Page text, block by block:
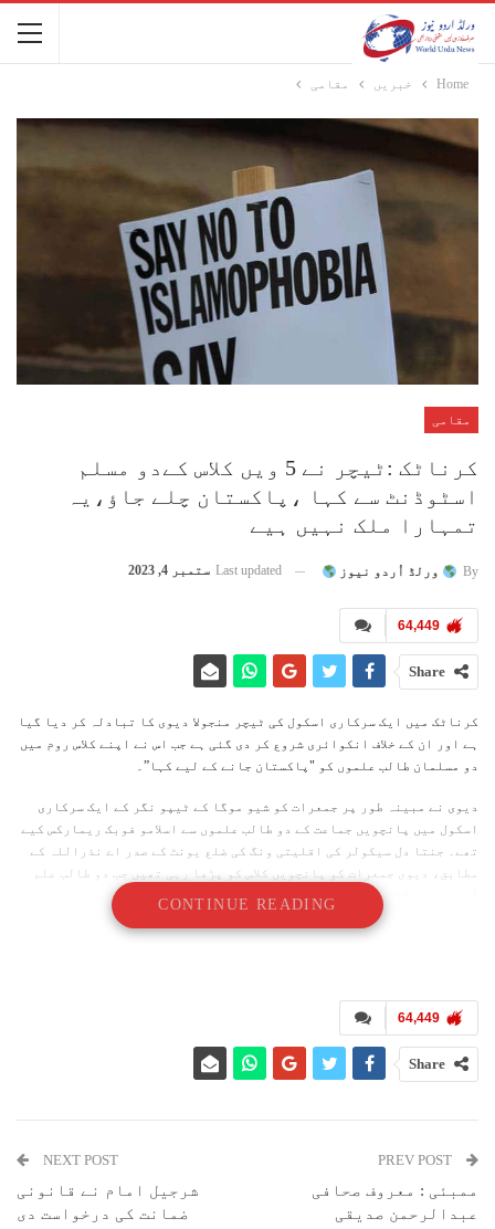
Home خبریں مقامی
مقامی
کرناٹک :ٹیچر نے 5 ویں کلاس کےدو مسلم
اسٹوڈنٹ سے کہا ،پاکستان چلے جاؤ،یہ
تمہارا ملک نہیں ہیے
By ورلڈ اُردو نیوز Last updated ستمبر 4, 2023
64,449
Share
کرناٹک میں ایک سرکاری اسکول کی ٹیچر منجولا دیوی کا تبادلہ کر دیا گیا
ہے اور ان کے خلاف انکوائری شروع کر دی گئی ہے جب اس نے اپنے کلاس روم میں
دو مسلمان طالب علموں کو "پاکستان جانے کے لیے کہا”۔
دیوی نے مبینہ طور پر جمعرات کو شیو موگا کے ٹیپو نگر کے ایک سرکاری
اسکول میں پانچویں جماعت کے دو طالب علموں سے اسلامو فوبک ریمارکس کیے
تھے۔ جنتا دل سیکولر کی اقلیتی ونگ کی ضلع یونٹ کے صدر اے نذراللہ کے
مطابق، دیوی جمعرات کو پانچویں کلاس کو پڑھا رہی تھیں جب دو طالب علم
آپس میں جھگڑنے لگے۔ اس نے لڑکوں کو ڈانٹا، دونوں مسلم کمیونٹی سے
تھے، اور ان سے کہا کہ "یہ تمہارا ملک نہیں ہے۔”
اور محکمہ نے استاد کے خلاف کارروائی کی،‘‘ ہندوستان ٹائمز نے نذر اللہ
کے حوالے سے بتایا۔
اخبار کی خبر کے مطابق، بلاک ایجوکیشن آفیسر بی ناگراج، جنہوں نے
نذراللہ کے مطابق، دیوی جمعرات کو پانچویں کلاس کو پڑھا رہی تھیں جب دو
اس نے لڑکوں کو ڈانٹا، دونوں مسلم کمیونٹی سے تھے، اور ان سے کہا کہ
CONTINUE READING
64,449
Share
ممبئی : معروف صحافی
عبدالرحمن صدیقی
NEXT POST
شرجیل امام نے قانونی
ضمانت کی درخواست دی